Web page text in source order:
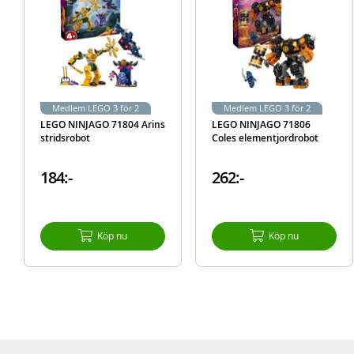
LEGO NINJAGO 71804 Arins
stridsrobot
184:-
Köp nu
Medlem LEGO 3 för 2
LEGO NINJAGO 71806
Coles elementjordrobot
262:-
Köp nu
Medlem LEGO 3 för 2